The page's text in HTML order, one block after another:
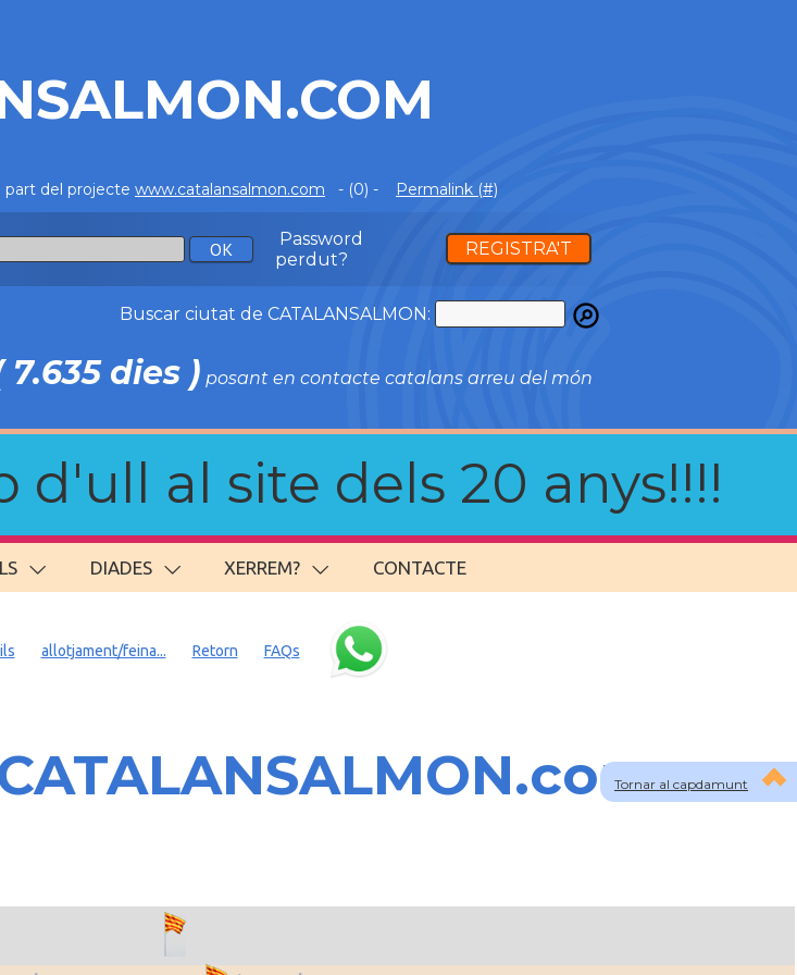
part del projecte www.catalansalmon.com - (0) - Permalink (#)
Password
perdut?
REGISTRA'T
Buscar ciutat de CATALANSALMON:
7.635 dies ) posant en contacte catalans arreu del món
d'ull al site dels 20 anys!!!!
DIADES XERREM? CONTACTE
Tornar al capdamunt
allotjament/feina... Retorn FAQs